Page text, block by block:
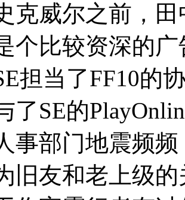
克威尔之前，
个比较资深的
担当了FF10的
了SE的
事部门地震频
旧友和老上级